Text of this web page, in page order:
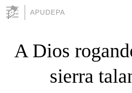
APUDEPA
A Dios
sierra